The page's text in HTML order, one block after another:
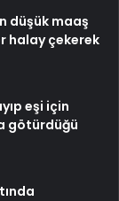
düşük maaş
halay çekerek
eşi için
götürdüğü